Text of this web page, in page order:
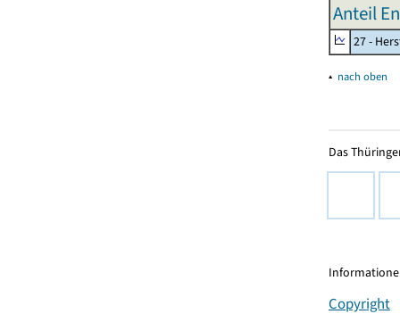
Anteil
27 -
▴ nach oben
Das
Copyright